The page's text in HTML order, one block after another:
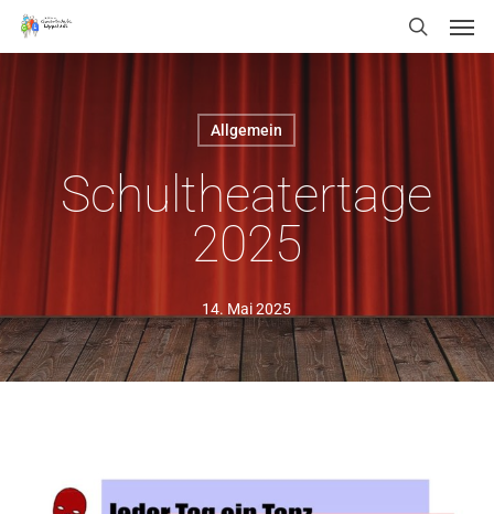
Skip
to
search
Allgemein
Schultheatertage
2025
14. Mai 2025
Menu